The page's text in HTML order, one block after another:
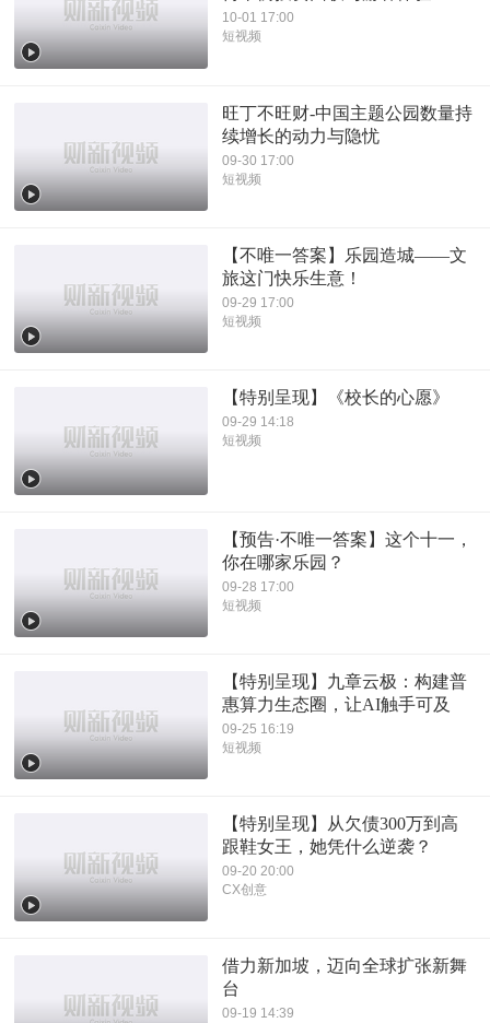
10-01 17:00
短视频
旺丁不旺财-中国主题公园数量持
续增长的动力与隐忧
09-30 17:00
短视频
【不唯一答案】乐园造城——文
旅这门快乐生意！
09-29 17:00
短视频
【特别呈现】《校长的心愿》
09-29 14:18
短视频
【预告·不唯一答案】这个十一，
你在哪家乐园？
09-28 17:00
短视频
【特别呈现】九章云极：构建普
惠算力生态圈，让AI触手可及
09-25 16:19
短视频
【特别呈现】从欠债300万到高
跟鞋女王，她凭什么逆袭？
09-20 20:00
CX创意
借力新加坡，迈向全球扩张新舞
台
09-19 14:39